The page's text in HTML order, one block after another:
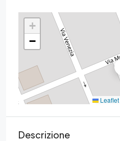
+
−
Leaflet
Descrizione